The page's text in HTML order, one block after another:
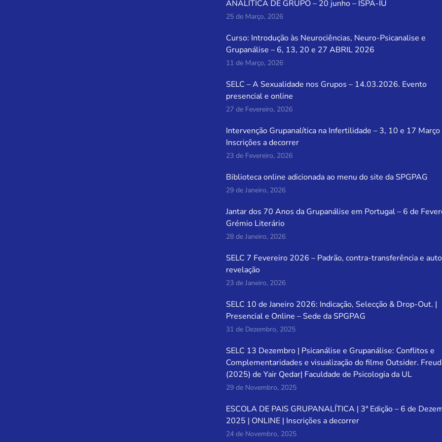
ANALÍTICA DE GRUPO – 20 junho – ISPA-IU
25 de Março, 2026
Curso: Introdução às Neurociências, Neuro-Psicanalise e
Grupanálise – 6, 13, 20 e 27 ABRIL 2026
11 de Março, 2026
SELC – A Sexualidade nos Grupos – 14.03.2026. Evento
presencial e online
27 de Fevereiro, 2026
Intervenção Grupanalítica na Infertilidade – 3, 10 e 17 Março
Inscrições a decorrer
23 de Fevereiro, 2026
Biblioteca online adicionada ao menu do site da SPGPAG
29 de Janeiro, 2026
Jantar dos 70 Anos da Grupanálise em Portugal – 6 de
Grémio Literário
28 de Janeiro, 2026
SELC 7 Fevereiro 2026 – Padrão, contra-transferência e
revelação
23 de Janeiro, 2026
SELC 10 de Janeiro 2026: Indicação, Selecção & Drop-Out. |
Presencial e Online – Sede da SPGPAG
31 de Dezembro, 2025
SELC 13 Dezembro | Psicanálise e Grupanálise: Conflitos e
Complementaridades e visualização do filme Outsider. Freud
(2025) de Yair Qedar| Faculdade de Psicologia da UL
29 de Novembro, 2025
ESCOLA DE PAIS GRUPANALÍTICA | 3ª Edição – 6 de
2025 | ONLINE | Inscrições a decorrer
24 de Novembro, 2025